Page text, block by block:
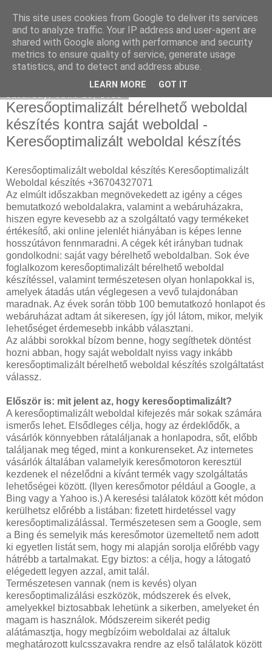
Social SEO
Keresőoptimalizált bérelhető weboldal
készítés kontra saját weboldal -
Keresőoptimalizált weboldal készítés
Keresőoptimalizált weboldal készítés Keresőoptimalizált
Weboldal készítés +36704327071
Az elmúlt időszakban megnövekedett az igény a céges
bemutatkozó weboldalakra, valamint a webáruházakra,
hiszen egyre kevesebb az a szolgáltató vagy termékeket
értékesítő, aki online jelenlét hiányában is képes lenne
hosszútávon fennmaradni. A cégek két irányban tudnak
gondolkodni: saját vagy bérelhető weboldalban. Sok éve
foglalkozom keresőoptimalizált bérelhető weboldal
készítéssel, valamint természetesen olyan honlapokkal is,
amelyek átadás után véglegesen a vevő tulajdonában
maradnak. Az évek során több 100 bemutatkozó honlapot és
webáruházat adtam át sikeresen, így jól látom, mikor, melyik
lehetőséget érdemesebb inkább választani.
Az alábbi sorokkal bízom benne, hogy segíthetek döntést
hozni abban, hogy saját weboldalt nyiss vagy inkább
keresőoptimalizált bérelhető weboldal készítés szolgáltatást
válassz.
Először is: mit jelent az, hogy keresőoptimalizált?
A keresőoptimalizált weboldal kifejezés már sokak számára
ismerős lehet. Elsődleges célja, hogy az érdeklődők, a
vásárlók könnyebben rátaláljanak a honlapodra, sőt, előbb
találjanak meg téged, mint a konkurenseket. Az internetes
vásárlók általában valamelyik keresőmotoron keresztül
kezdenek el nézelődni a kívánt termék vagy szolgáltatás
lehetőségei között. (Ilyen keresőmotor például a Google, a
Bing vagy a Yahoo is.) A keresési találatok között két módon
kerülhetsz előrébb a listában: fizetett hirdetéssel vagy
keresőoptimalizálással. Természetesen sem a Google, sem
a Bing és semelyik más keresőmotor üzemeltető nem adott
ki egyetlen listát sem, hogy mi alapján sorolja előrébb vagy
hátrébb a tartalmakat. Egy biztos: a célja, hogy a látogató
elégedett legyen azzal, amit talál.
Természetesen vannak (nem is kevés) olyan
keresőoptimalizálási eszközök, módszerek és elvek,
amelyekkel biztosabbak lehetünk a sikerben, amelyeket én
magam is használok. Módszereim sikerét pedig
alátámasztja, hogy megbízóim weboldalai az általuk
meghatározott kulcsszavakra rendre az első találatok között
This site uses cookies from Google to deliver its services
and to analyze traffic. Your IP address and user-agent are
shared with Google along with performance and security
metrics to ensure quality of service, generate usage
statistics, and to detect and address abuse.
LEARN MORE GOT IT